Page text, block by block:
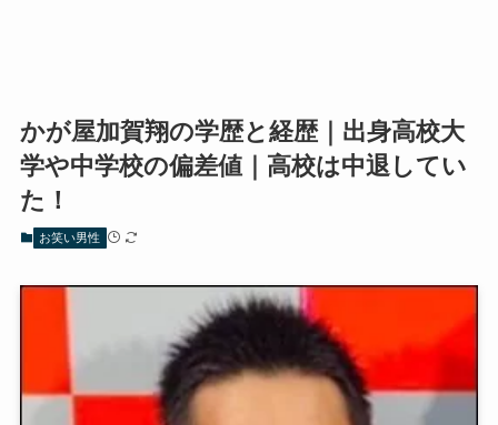
かが屋加賀翔の学歴と経歴｜出身高校大
学や中学校の偏差値｜高校は中退してい
た！
お笑い男性